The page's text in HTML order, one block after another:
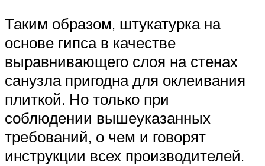
Таким образом, штукатурка на
основе гипса в качестве
выравнивающего слоя на стенах
санузла пригодна для оклеивания
плиткой. Но только при
соблюдении вышеуказанных
требований, о чем и говорят
инструкции всех производителей.